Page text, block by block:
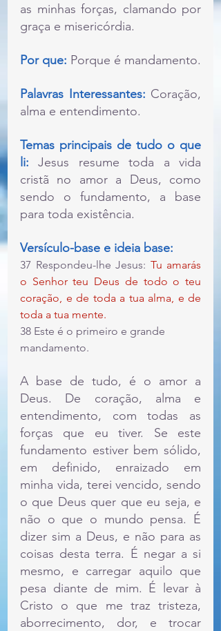
as minhas forças, clamando por
graça e misericórdia.
Por que: Porque é mandamento.
Palavras Interessantes: Coração,
alma e entendimento.
Temas principais de tudo o que
li: Jesus resume toda a vida
cristã no amor a Deus, como
sendo o fundamento, a base
para toda existência.
Versículo-base e ideia base:
37 Respondeu-lhe Jesus: Tu amarás
o Senhor teu Deus de todo o teu
coração, e de toda a tua alma, e de
toda a tua mente.
38 Este é o primeiro e grande
mandamento.
A base de tudo, é o amor a
Deus. De coração, alma e
entendimento, com todas as
forças que eu tiver. Se este
fundamento estiver bem sólido,
em definido, enraizado em
minha vida, terei vencido, sendo
o que Deus quer que eu seja, e
não o que o mundo pensa. É
dizer sim a Deus, e não para as
coisas desta terra. É negar a si
mesmo, e carregar aquilo que
pesa diante de mim. É levar à
Cristo o que me traz tristeza,
aborrecimento, dor, e trocar